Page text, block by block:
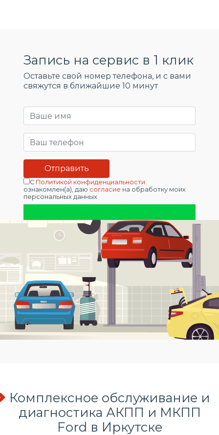
Запись на сервис в 1 клик
Оставьте свой номер телефона, и c вами
свяжутся в ближайшие 10 минут
С Политикой конфиденциальности
ознакомлен(а), даю согласие на обработку моих
персональных данных
Комплексное обслуживание и
диагностика АКПП и МКПП
Ford в Иркутске